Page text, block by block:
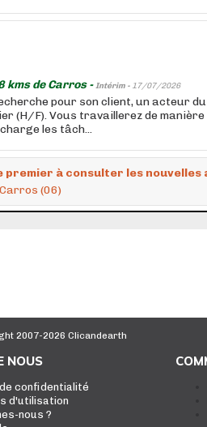
kms de Carros -Intérim - 17/07/2026
pour son client, un acteur
(H/F). Vous travaillerez de
les tâch...
premier à consulter les nouvelles
(06)
2007-2026 Clicandearth
NOUS
confidentialité
d'utilisation
nous ?